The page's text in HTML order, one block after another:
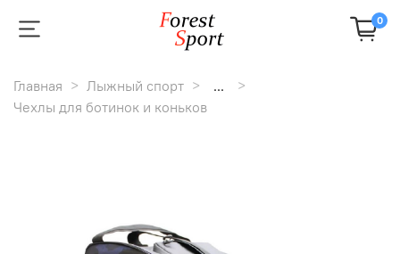
0
Главная Лыжный спорт
...
Чехлы для ботинок и коньков